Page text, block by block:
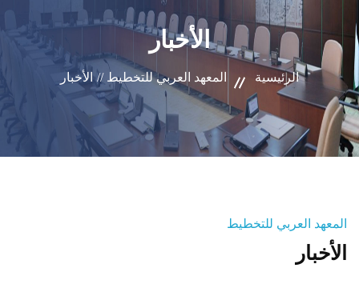
من نحن
خدماتنا
تواصلوا معنا
المنصة التدريبية
الأخبار
الرئيسية المعهد العربي للتخطيط // الأخبار
المعهد العربي للتخطيط
الأخبار